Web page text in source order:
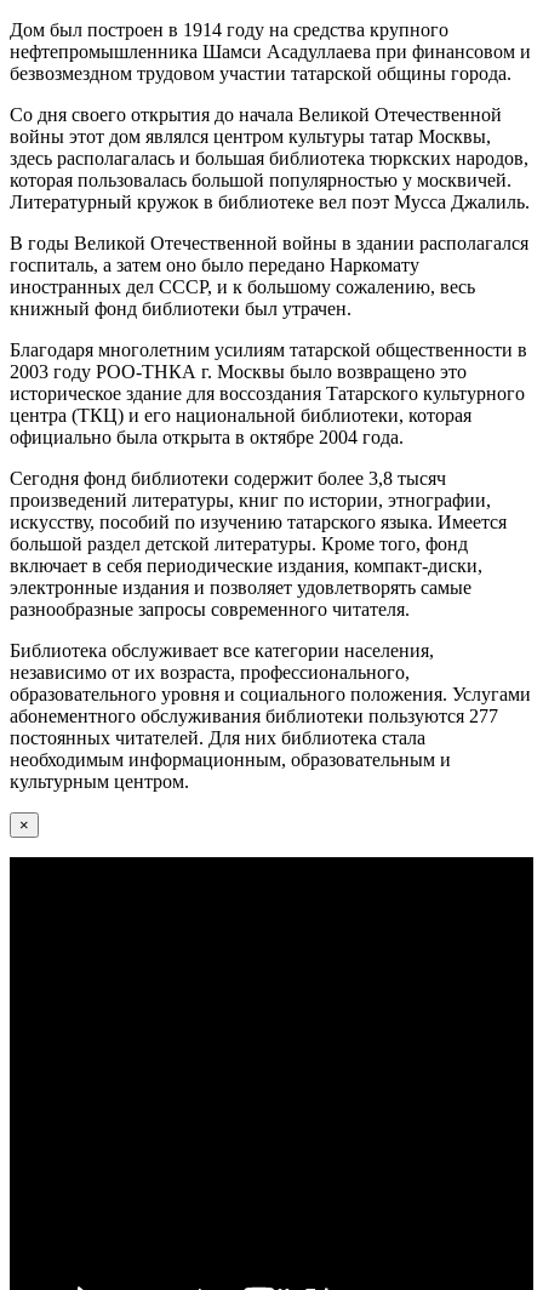
Дом был построен в 1914 году на средства крупного
нефтепромышленника Шамси Асадуллаева при финансовом и
безвозмездном трудовом участии татарской общины города.
Со дня своего открытия до начала Великой Отечественной
войны этот дом являлся центром культуры татар Москвы,
здесь располагалась и большая библиотека тюркских народов,
которая пользовалась большой популярностью у москвичей.
Литературный кружок в библиотеке вел поэт Мусса Джалиль.
В годы Великой Отечественной войны в здании располагался
госпиталь, а затем оно было передано Наркомату
иностранных дел СССР, и к большому сожалению, весь
книжный фонд библиотеки был утрачен.
Благодаря многолетним усилиям татарской общественности в
2003 году РОО-ТНКА г. Москвы было возвращено это
историческое здание для воссоздания Татарского культурного
центра (ТКЦ) и его национальной библиотеки, которая
официально была открыта в октябре 2004 года.
Сегодня фонд библиотеки содержит более 3,8 тысяч
произведений литературы, книг по истории, этнографии,
искусству, пособий по изучению татарского языка. Имеется
большой раздел детской литературы. Кроме того, фонд
включает в себя периодические издания, компакт-диски,
электронные издания и позволяет удовлетворять самые
разнообразные запросы современного читателя.
Библиотека обслуживает все категории населения,
независимо от их возраста, профессионального,
образовательного уровня и социального положения. Услугами
абонементного обслуживания библиотеки пользуются 277
постоянных читателей. Для них библиотека стала
необходимым информационным, образовательным и
культурным центром.
×